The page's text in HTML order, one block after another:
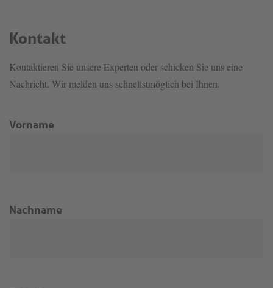
Kontakt
Kontaktieren Sie unsere Experten oder schicken Sie uns eine
Nachricht. Wir melden uns schnellstmöglich bei Ihnen.
Vorname
Nachname